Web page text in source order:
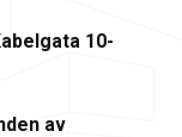
10-
av